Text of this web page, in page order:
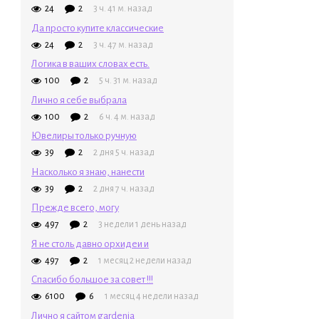
24 2 3 ч. 41 м. назад
Да просто купите классические
24 2 3 ч. 47 м. назад
Логика в ваших словах есть.
100 2 5 ч. 31 м. назад
Лично я себе выбрала
100 2 6 ч. 4 м. назад
Ювелиры только ручную
39 2 2 дня 5 ч. назад
Насколько я знаю, нанести
39 2 2 дня 7 ч. назад
Прежде всего, могу
497 2 3 недели 1 день назад
Я не столь давно орхидеи и
497 2 1 месяц 2 недели назад
Спасибо большое за совет !!!
6100 6 1 месяц 4 недели назад
Лично я сайтом gardenia